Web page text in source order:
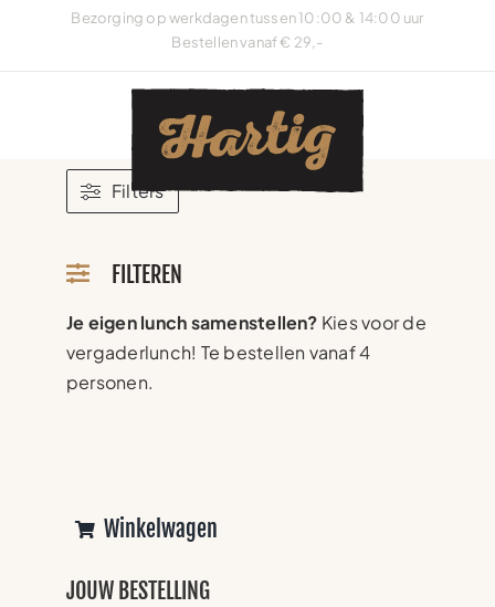
Bezorging op werkdagen tussen 10:00 & 14:00 uur
Bestellen vanaf € 29,-
Filters
FILTEREN
Je eigen lunch samenstellen? Kies voor de
vergaderlunch! Te bestellen vanaf 4
personen.
Winkelwagen
JOUW BESTELLING